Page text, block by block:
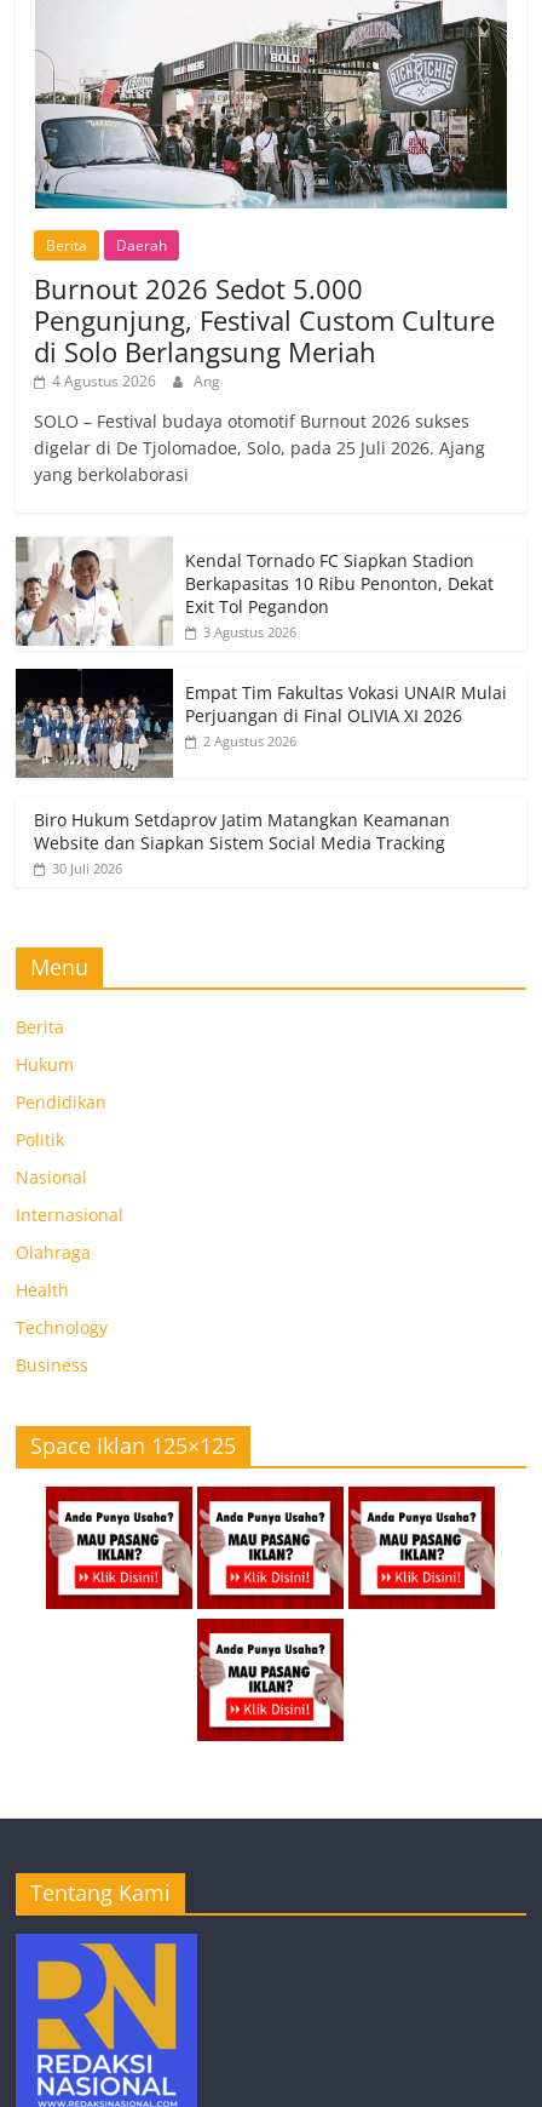
Berita Daerah
Burnout 2026 Sedot 5.000
Pengunjung, Festival Custom Culture
di Solo Berlangsung Meriah
4 Agustus 2026 Ang
SOLO – Festival budaya otomotif Burnout 2026 sukses
digelar di De Tjolomadoe, Solo, pada 25 Juli 2026. Ajang
yang berkolaborasi
Kendal Tornado FC Siapkan Stadion
Berkapasitas 10 Ribu Penonton, Dekat
Exit Tol Pegandon
3 Agustus 2026
Empat Tim Fakultas Vokasi UNAIR Mulai
Perjuangan di Final OLIVIA XI 2026
2 Agustus 2026
Biro Hukum Setdaprov Jatim Matangkan Keamanan
Website dan Siapkan Sistem Social Media Tracking
30 Juli 2026
Menu
Berita
Hukum
Pendidikan
Politik
Nasional
Internasional
Olahraga
Health
Technology
Business
Space Iklan 125×125
Tentang Kami